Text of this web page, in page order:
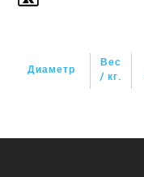
Диаметр
Вес
/ кг.